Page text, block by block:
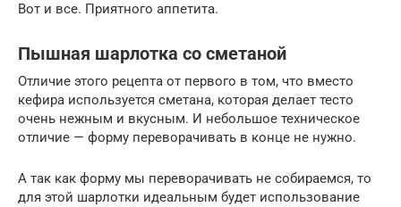
Вот и все. Приятного аппетита.
Пышная шарлотка со сметаной
Отличие этого рецепта от первого в том, что вместо
кефира используется сметана, которая делает тесто
очень нежным и вкусным. И небольшое техническое
отличие — форму переворачивать в конце не нужно.
А так как форму мы переворачивать не собираемся, то
для этой шарлотки идеальным будет использование